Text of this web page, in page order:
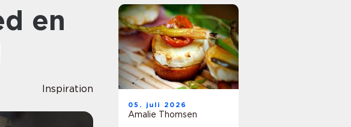
Inspiration
05. juli 2026
Amalie Thomsen